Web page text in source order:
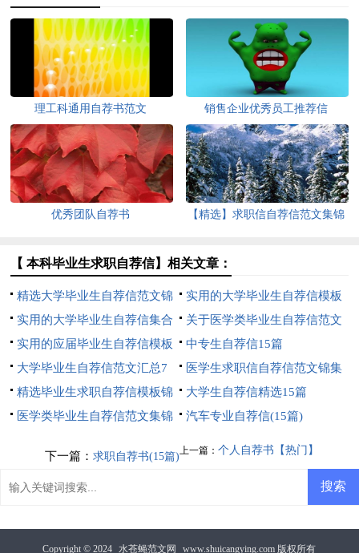
理工科通用自荐书范文 销售企业优秀员工推荐信
优秀团队自荐书
【精选】求职信自荐信范文集锦
【 本科毕业生求职自荐信】相关文章：
精选大学毕业生自荐信范文锦
集6篇
实用的大学毕业生自荐信模板
集锦六篇
实用的大学毕业生自荐信集合
六篇
关于医学类毕业生自荐信范文
集锦9篇
实用的应届毕业生自荐信模板
汇编七篇
中专生自荐信15篇
大学毕业生自荐信范文汇总7
篇
医学生求职信自荐信范文锦集
7篇
精选毕业生求职自荐信模板锦
集10篇
大学生自荐信精选15篇
医学类毕业生自荐信范文集锦
汽车专业自荐信(15篇)
上一篇： 个人自荐书【热门】
下一篇： 求职自荐书(15篇)
Copyright © 2024 水苍蝇范文网 www.shuicangying.com 版权所有